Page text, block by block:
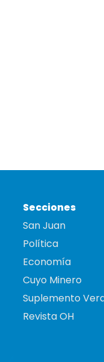
Secciones
San Juan
Política
Economía
Cuyo Minero
Suplemento
Revista OH